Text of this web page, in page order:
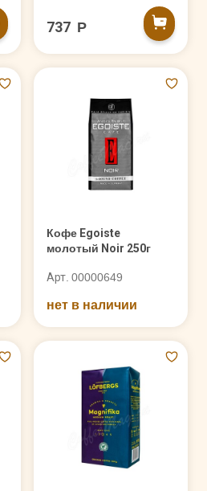
737 Р
Кофе Egoiste
молотый Noir 250г
Арт. 00000649
нет в наличии